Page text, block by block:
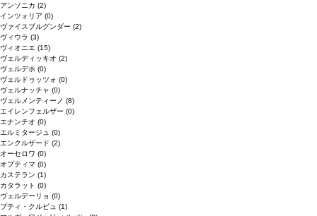
アンソニカ (2)
インツォリア (0)
ヴァイスブルグンダー (2)
ヴィウラ (3)
ヴィオニエ (15)
ヴェルディッキオ (2)
ヴェルデホ (0)
ヴェルドゥッツォ (0)
ヴェルナッチャ (0)
ヴェルメンティーノ (8)
エイレンフェルザー (0)
エナンチオ (0)
エルミタージュ (0)
エンクルザード (2)
オーセロワ (0)
オプティマ (0)
カステラン (1)
カタラット (0)
ヴェルデーリョ (0)
プティ・クルビュ (1)